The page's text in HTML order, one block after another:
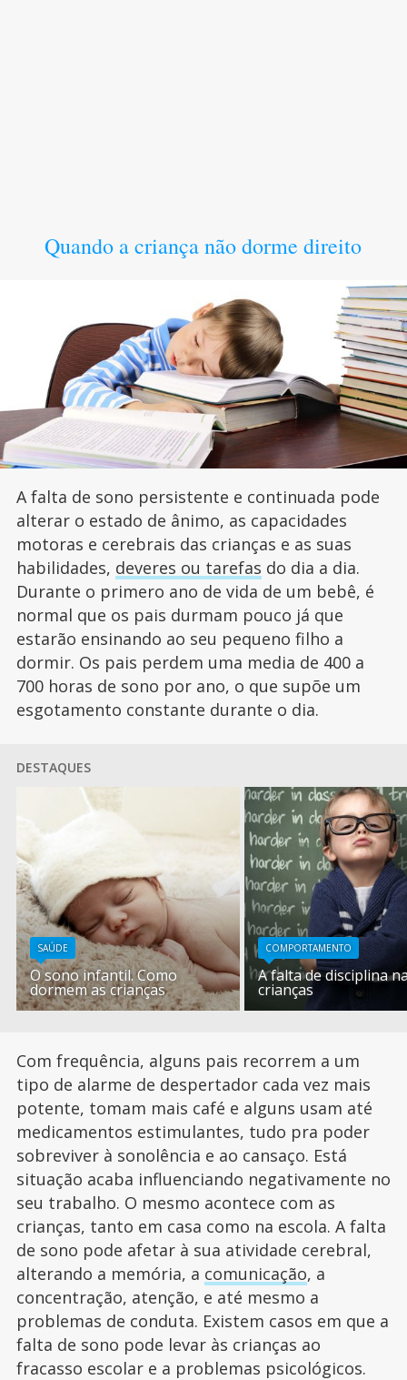
Quando a criança não dorme direito
A falta de sono persistente e continuada pode
alterar o estado de ânimo, as capacidades
motoras e cerebrais das crianças e as suas
habilidades, deveres ou tarefas do dia a dia.
Durante o primero ano de vida de um bebê, é
normal que os pais durmam pouco já que
estarão ensinando ao seu pequeno filho a
dormir. Os pais perdem uma media de 400 a
700 horas de sono por ano, o que supõe um
esgotamento constante durante o dia.
DESTAQUES
SAÚDE
O sono infantil. Como
dormem as crianças
COMPORTAMENTO
A falta de disciplina
crianças
Com frequência, alguns pais recorrem a um
tipo de alarme de despertador cada vez mais
potente, tomam mais café e alguns usam até
medicamentos estimulantes, tudo pra poder
sobreviver à sonolência e ao cansaço. Está
situação acaba influenciando negativamente no
seu trabalho. O mesmo acontece com as
crianças, tanto em casa como na escola. A falta
de sono pode afetar à sua atividade cerebral,
alterando a memória, a comunicação, a
concentração, atenção, e até mesmo a
problemas de conduta. Existem casos em que a
falta de sono pode levar às crianças ao
fracasso escolar e a problemas psicológicos.